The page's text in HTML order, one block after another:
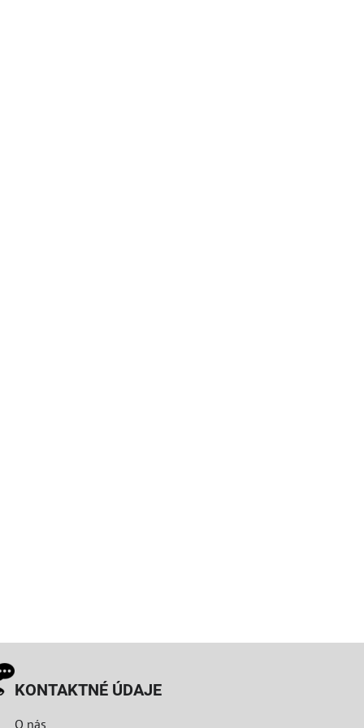
KONTAKTNÉ ÚDAJE
O nás